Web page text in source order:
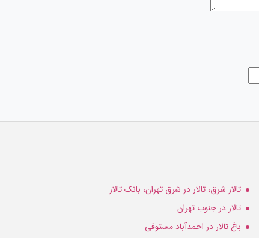
تالار شرق، تالار در شرق تهران، بانک تالار
تالار در جنوب تهران
باغ تالار در احمدآباد مستوفی